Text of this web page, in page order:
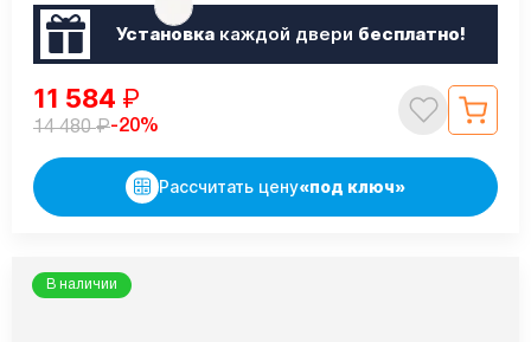
Установкакаждой двери бесплатно!
11 584 ₽
14 480₽-20%
Рассчитать цену«под ключ»
В наличии